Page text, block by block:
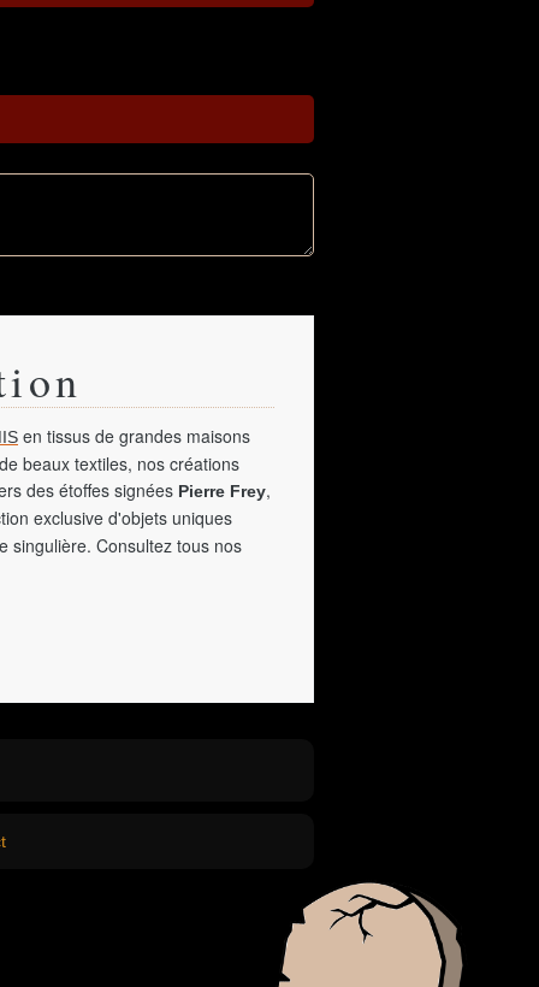
en tissus de grandes maisons
beaux textiles, nos créations
des étoffes signées Pierre Frey,
exclusive d'objets uniques
singulière. Consultez tous nos